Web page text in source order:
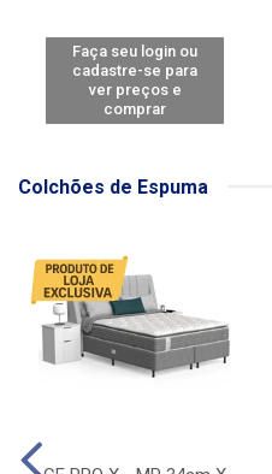
Faça seu login ou
cadastre-se para
ver preços e
comprar
Colchões de Espuma